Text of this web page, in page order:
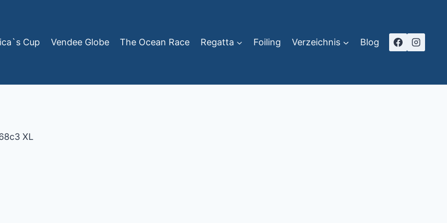
Cup Vendee Globe The Ocean Race Regatta Foiling Verzeichnis Blog